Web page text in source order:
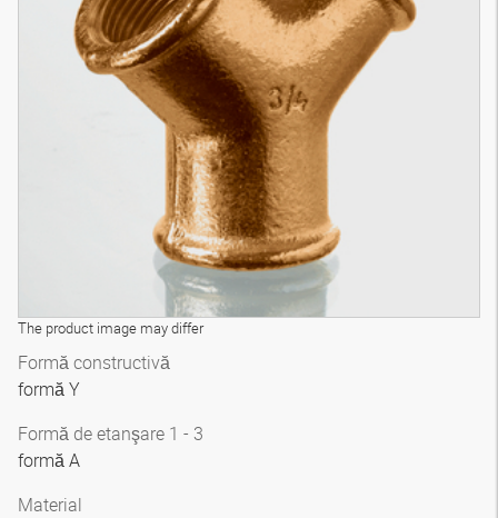
The product image may differ
Formă constructivă
formă Y
Formă de etanşare 1 - 3
formă A
Material